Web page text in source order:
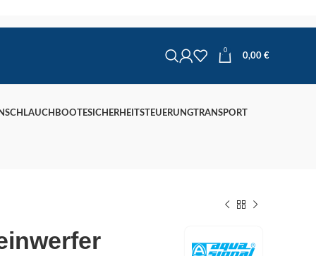
0
0,00 €
SCHLAUCHBOOTESICHERHEITSTEUERUNGTRANSPORT